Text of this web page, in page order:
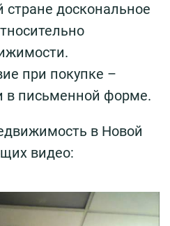
стране доскональное
при покупке –
в письменной форме.
в Новой
видео: